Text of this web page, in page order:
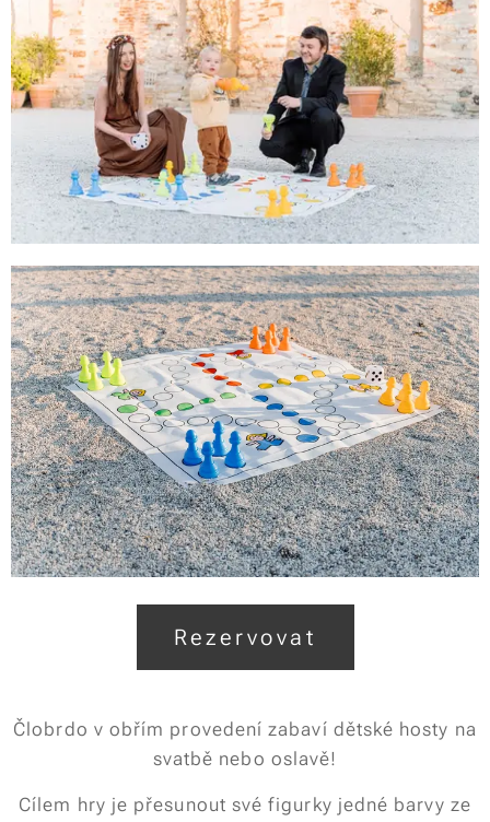
Rezervovat
Člobrdo v obřím provedení zabaví dětské hosty na
svatbě nebo oslavě!
Cílem hry je přesunout své figurky jedné barvy ze